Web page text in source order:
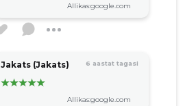
Allikas:google.com
Jakats (Jakats) 6 aastat tagasi
Allikas:google.com